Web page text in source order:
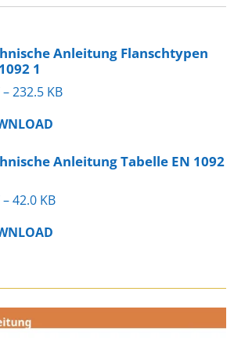
Anleitung Flanschtypen
1
– 232.5 KB
Anleitung Tabelle EN 1092
– 42.0 KB